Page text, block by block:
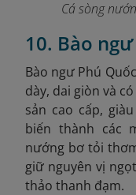
Cá sòng
10. Bào ngư
Bào ngư Phú
dày, dai giòn và
sản cao cấp,
biến thành các
nướng bơ tỏi
giữ nguyên vị
thảo thanh đạm.